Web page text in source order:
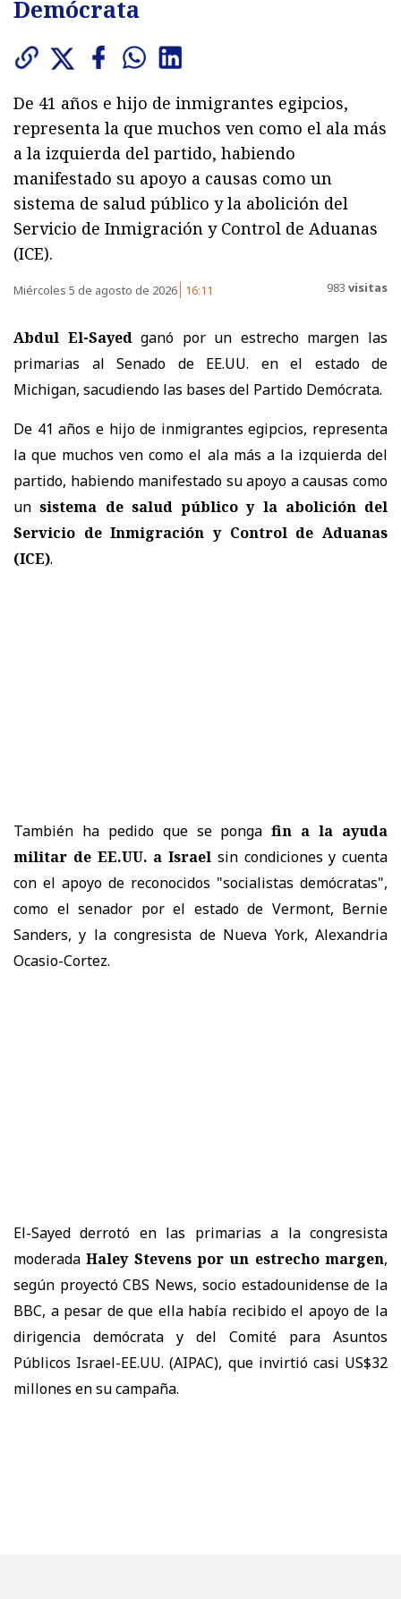
Demócrata
De 41 años e hijo de inmigrantes egipcios,
representa la que muchos ven como el ala más
a la izquierda del partido, habiendo
manifestado su apoyo a causas como un
sistema de salud público y la abolición del
Servicio de Inmigración y Control de Aduanas
(ICE).
Miércoles 5 de agosto de 2026 16:11 983 visitas
Abdul El-Sayedganó por un estrecho margen las
primarias al Senado de EE.UU. en el estado de
Michigan, sacudiendo las bases del Partido Demócrata.
De 41 años e hijo de inmigrantes egipcios, representa
la que muchos ven como el ala más a la izquierda del
partido, habiendo manifestado su apoyo a causas como
unsistema de salud público y la abolición del
Servicio de Inmigración y Control de Aduanas
(ICE).
También ha pedido que se pongafin a la ayuda
militar de EE.UU. a Israel sin condiciones y cuenta
con el apoyo de reconocidos "socialistas demócratas",
como el senador por el estado de Vermont, Bernie
Sanders, y la congresista de Nueva York, Alexandria
Ocasio-Cortez.
El-Sayed derrotó en las primarias a la congresista
moderada Haley Stevens por un estrecho margen,
según proyectó CBS News, socio estadounidense de la
BBC, a pesar de que ella había recibido el apoyo de la
dirigencia demócrata y del Comité para Asuntos
Públicos Israel-EE.UU. (AIPAC), que invirtió casi US$32
millones en su campaña.